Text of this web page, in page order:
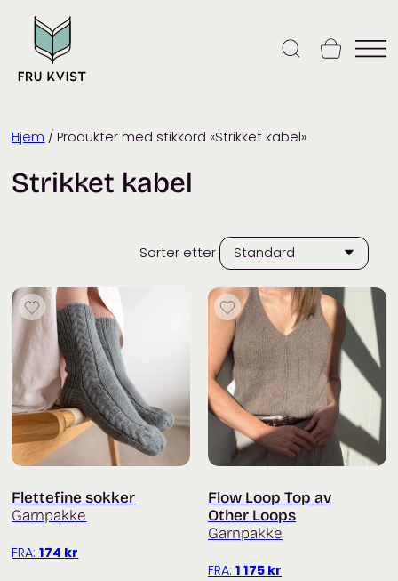
content
Hjem / Produkter med stikkord «Strikket kabel»
Strikket kabel
Sorter etter
Flettefine sokker
Garnpakke
FRA:174 kr
Flow Loop Top av
Other Loops
Garnpakke
FRA: 1 175 kr